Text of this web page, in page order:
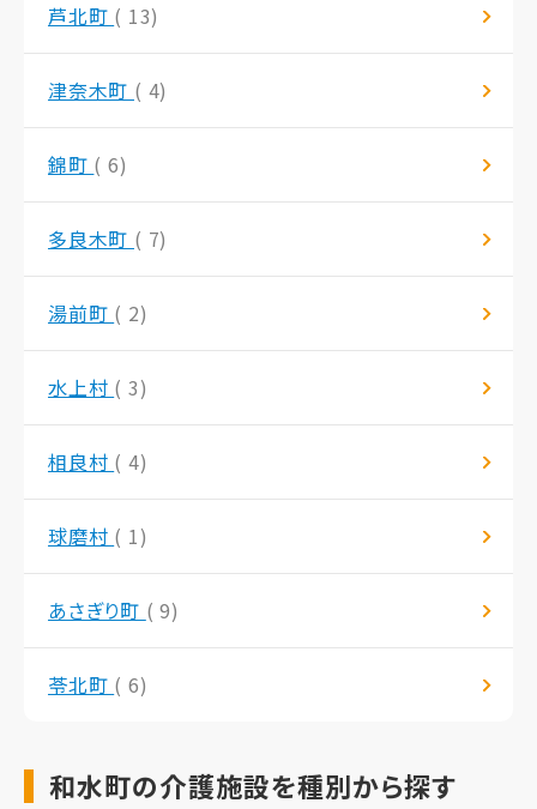
芦北町 ( 13)
津奈木町 ( 4)
錦町 ( 6)
多良木町 ( 7)
湯前町 ( 2)
水上村 ( 3)
相良村 ( 4)
球磨村 ( 1)
あさぎり町 ( 9)
苓北町 ( 6)
和水町の介護施設を種別から探す